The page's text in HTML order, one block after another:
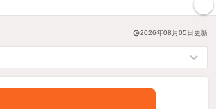
2026年08月05日更新